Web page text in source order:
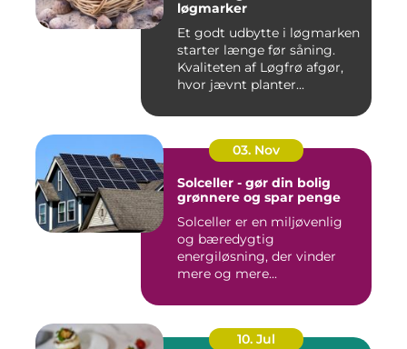
løgmarker
Et godt udbytte i løgmarken
starter længe før såning.
Kvaliteten af Løgfrø afgør,
hvor jævnt planter...
03. Nov
Solceller - gør din bolig
grønnere og spar penge
Solceller er en miljøvenlig
og bæredygtig
energiløsning, der vinder
mere og mere...
10. Jul